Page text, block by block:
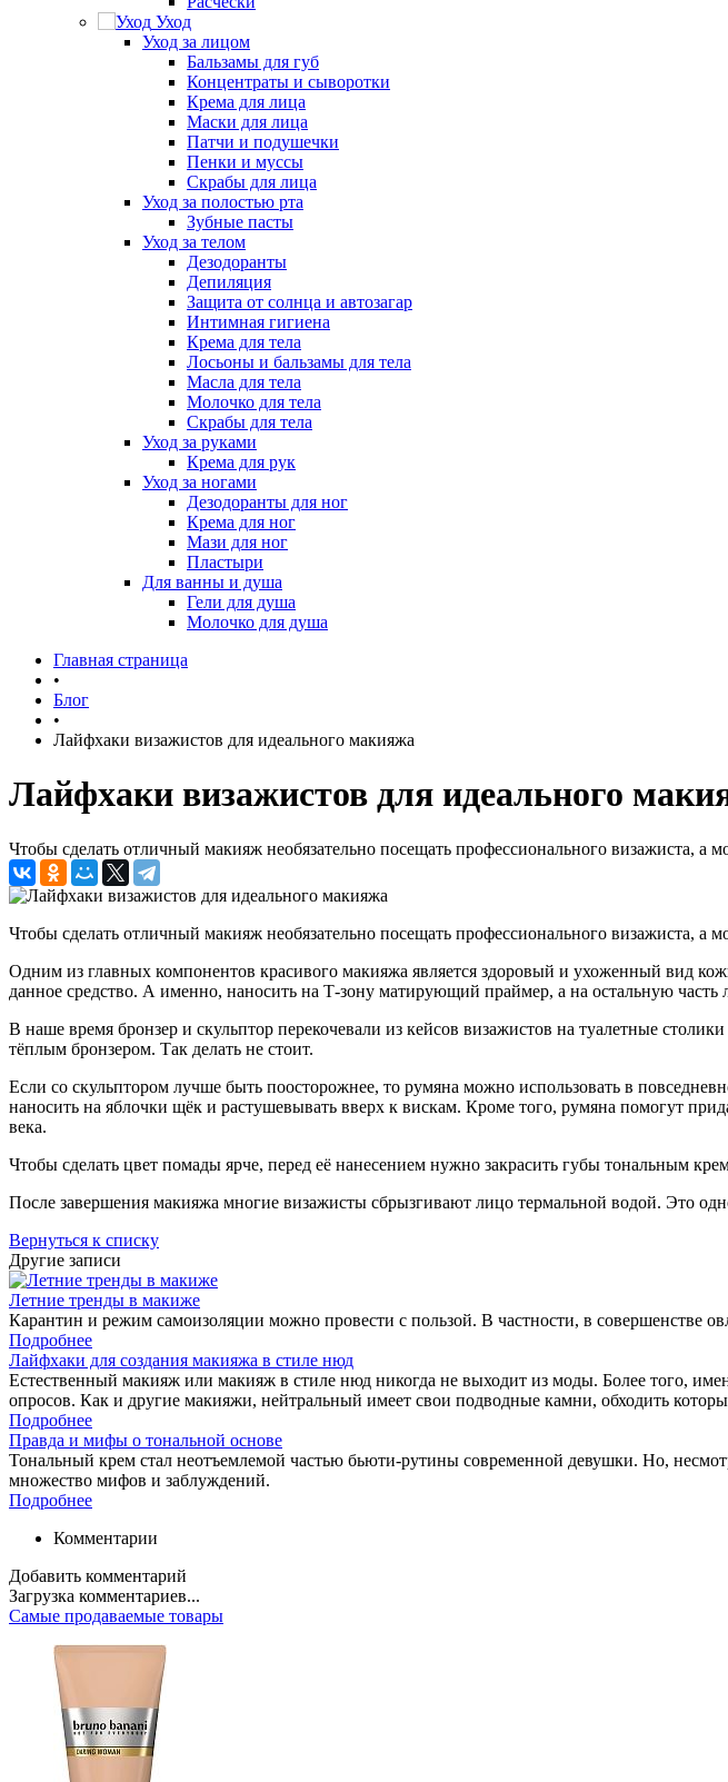
Уход
Уход за лицом
Бальзамы для губ
Концентраты и сыворотки
Крема для лица
Маски для лица
Патчи и подушечки
Пенки и муссы
Скрабы для лица
Уход за полостью рта
Зубные пасты
Уход за телом
Дезодоранты
Депиляция
Защита от солнца и автозагар
Интимная гигиена
Крема для тела
Лосьоны и бальзамы для тела
Масла для тела
Молочко для тела
Скрабы для тела
Уход за руками
Крема для рук
Уход за ногами
Дезодоранты для ног
Крема для ног
Мази для ног
Пластыри
Для ванны и душа
Гели для душа
Молочко для душа
Главная страница
•
Блог
•
Лайфхаки визажистов для идеального макияжа
Лайфхаки визажистов для идеального
Чтобы сделать отличный макияж необязательно посещать профессионального визажиста, а
Чтобы сделать отличный макияж необязательно посещать профессионального визажиста, а
Одним из главных компонентов красивого макияжа является здоровый и ухоженный вид
данное средство. А именно, наносить на Т-зону матирующий праймер, а на остальную
В наше время бронзер и скульптор перекочевали из кейсов визажистов на туалетные
тёплым бронзером. Так делать не стоит.
Если со скульптором лучше быть поосторожнее, то румяна можно использовать в
наносить на яблочки щёк и растушевывать вверх к вискам. Кроме того, румяна помогут
века.
Чтобы сделать цвет помады ярче, перед её нанесением нужно закрасить губы тональным
После завершения макияжа многие визажисты сбрызгивают лицо термальной водой. Это
Вернуться к списку
Другие записи
Летние тренды в макиже
Карантин и режим самоизоляции можно провести с пользой. В частности, в совершенстве
Подробнее
Лайфхаки для создания макияжа в стиле нюд
Естественный макияж или макияж в стиле нюд никогда не выходит из моды. Более того,
опросов. Как и другие макияжи, нейтральный имеет свои подводные камни, обходить
Подробнее
Правда и мифы о тональной основе
Тональный крем стал неотъемлемой частью бьюти-рутины современной девушки. Но,
множество мифов и заблуждений.
Подробнее
Комментарии
Добавить комментарий
Загрузка комментариев...
Самые продаваемые товары